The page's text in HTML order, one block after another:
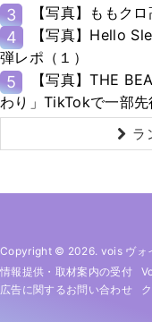
3 【写真】ももク
4
【写真】Hello
弾レポ（１）
5
【写真】THE
わり」TikTokで一部先
ラ
Copyright © 2026. vois ヴォ
情報提供・取材案内の受付
広告に関するお問い合わせ